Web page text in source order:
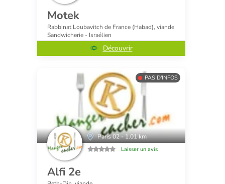
Motek
Rabbinat Loubavitch de France (Habad), viande
Sandwicherie - Israélien
Découvrir
PAS D'INFOS
Paris 02 - 1.01 km
Laisser un avis
Alfi 2e